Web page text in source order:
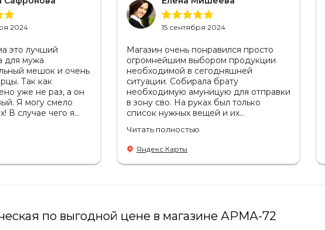
2024
это лучший
для мужа
мешок и очень
Так как
уже не раз, а он
Я могу смело
В случае чего я
15 сентября 2024
Магазин очень понравился просто
огромнейшим выбором продукции
необходимой в сегодняшней
ситуации. Собирала брату
необходимую амуницую для отправки
в зону сво. На руках был только
список нужных вещей и их
профессиональным продавцам за
помощь с выбором снаряжения. Вещи
(обувь, одежда, рюкзаки) очень
качественные, надежные, российское
Читать полностью
Яндекс Карты
по выгодной цене в магазине АРМА-72